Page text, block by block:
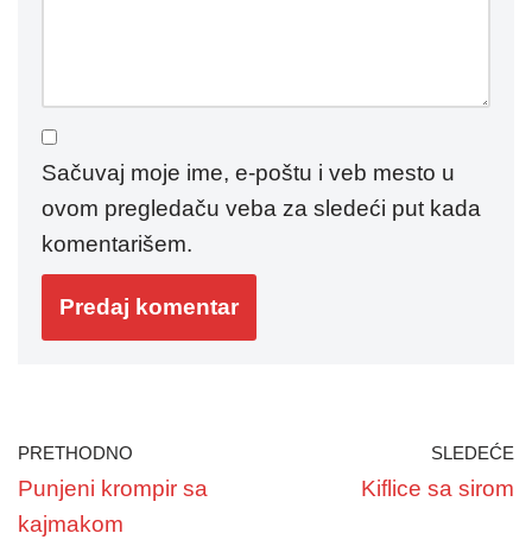
Sačuvaj moje ime, e-poštu i veb mesto u
ovom pregledaču veba za sledeći put kada
komentarišem.
PRETHODNO
Punjeni krompir sa
kajmakom
SLEDEĆE
Kiflice sa sirom